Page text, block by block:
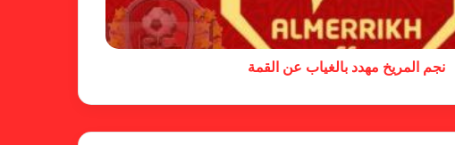
كاميرا خفية.. الهلال يخدع أنصاره
بمذكرة تفاهم
على الأمين العام والمسابقات
نجم المريخ مهدد بالغياب عن القمة